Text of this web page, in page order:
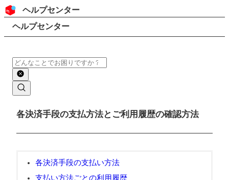
コンテンツにスキップ
ヘッダー
ヘルプセンター
検索
パンくずリスト
ヘルプセンター
検索
メインコンテンツ
各決済手段の支払方法とご利用履歴の確認方法
各決済手段の支払い方法
支払い方法ごとの利用履歴